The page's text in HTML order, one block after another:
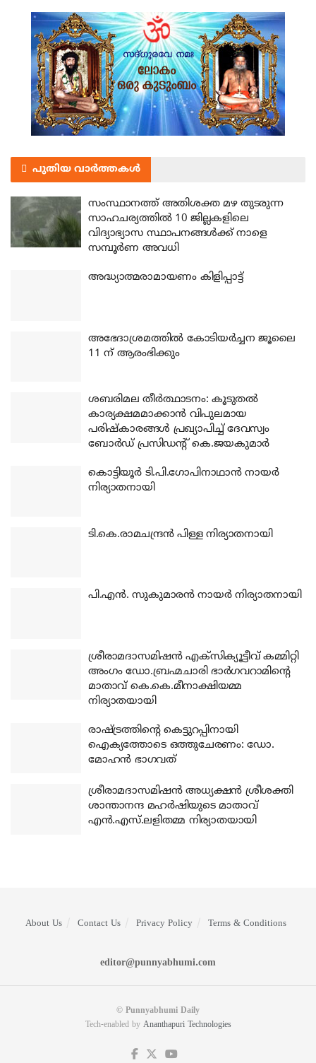
പുതിയ വാർത്തകൾ
സംസ്ഥാനത്ത് അതിശക്ത മഴ തുടരുന്ന
സാഹചര്യത്തിൽ 10 ജില്ലകളിലെ
വിദ്യാഭ്യാസ സ്ഥാപനങ്ങൾക്ക് നാളെ
സമ്പൂർണ അവധി
അദ്ധ്യാത്മരാമായണം കിളിപ്പാട്ട്
അഭേദാശ്രമത്തില്‍ കോടിയര്‍ച്ചന ജൂലൈ
11 ന് ആരംഭിക്കും
ശബരിമല തീര്‍ത്ഥാടനം: കൂടുതല്‍
കാര്യക്ഷമമാക്കാന്‍ വിപുലമായ
പരിഷ്‌കാരങ്ങള്‍ പ്രഖ്യാപിച്ച് ദേവസ്വം
ബോര്‍ഡ് പ്രസിഡന്റ് കെ.ജയകുമാര്‍
കൊട്ടിയൂര്‍ ടി.പി.ഗോപിനാഥാന്‍ നായര്‍
നിര്യാതനായി
ടി.കെ.രാമചന്ദ്രന്‍ പിള്ള നിര്യാതനായി
പി.എന്‍. സുകുമാരന്‍ നായര്‍ നിര്യാതനായി
ശ്രീരാമദാസമിഷന്‍ എക്‌സിക്യൂട്ടീവ് കമ്മിറ്റി
അംഗം ഡോ.ബ്രഹ്മചാരി ഭാര്‍ഗവറാമിന്റെ
മാതാവ് കെ.കെ.മീനാക്ഷിയമ്മ
നിര്യാതയായി
രാഷ്ട്രത്തിന്റെ കെട്ടുറപ്പിനായി
ഐക്യത്തോടെ ഒത്തുചേരണം: ഡോ.
മോഹന്‍ ഭാഗവത്
ശ്രീരാമദാസമിഷന്‍ അധ്യക്ഷന്‍ ശ്രീശക്തി
ശാന്താനന്ദ മഹര്‍ഷിയുടെ മാതാവ്
എന്‍.എസ്.ലളിതമ്മ നിര്യാതയായി
About Us Contact Us Privacy Policy Terms & Conditions
editor@punnyabhumi.com
© Punnyabhumi Daily
Tech-enabled by Ananthapuri Technologies